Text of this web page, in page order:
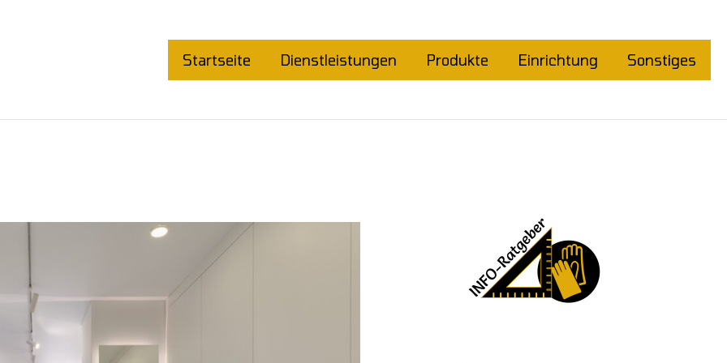
Startseite Dienstleistungen Produkte Einrichtung Sonstiges